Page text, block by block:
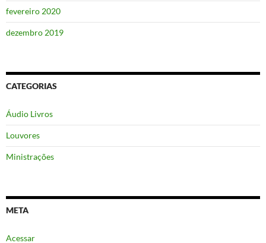
fevereiro 2020
dezembro 2019
CATEGORIAS
Áudio Livros
Louvores
Ministrações
META
Acessar